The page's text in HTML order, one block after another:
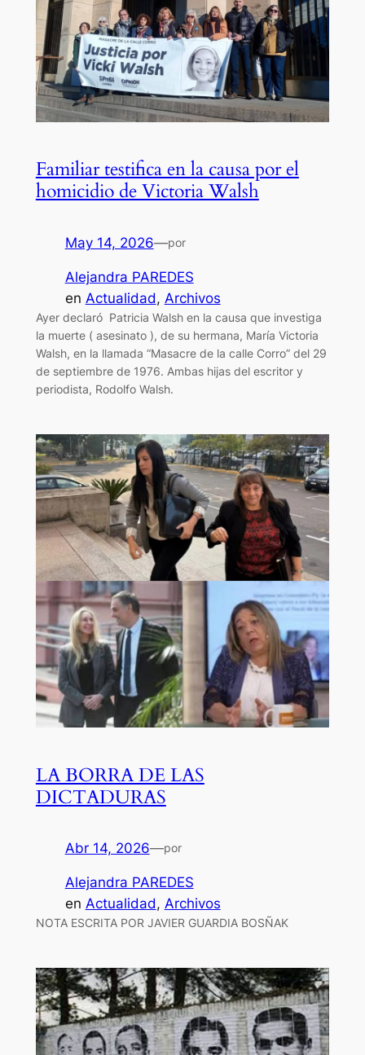
Familiar testifica en la causa por el
homicidio de Victoria Walsh
May 14, 2026—por
Alejandra PAREDES
en Actualidad, Archivos
Ayer declaró Patricia Walsh en la causa que investiga
la muerte ( asesinato ), de su hermana, María Victoria
Walsh, en la llamada “Masacre de la calle Corro” del 29
de septiembre de 1976. Ambas hijas del escritor y
periodista, Rodolfo Walsh.
LA BORRA DE LAS
DICTADURAS
Abr 14, 2026—por
Alejandra PAREDES
en Actualidad, Archivos
NOTA ESCRITA POR JAVIER GUARDIA BOSÑAK